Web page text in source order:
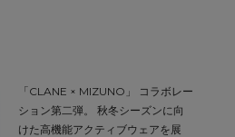
「CLANE × MIZUNO」 コラボレー
ション第二弾。 秋冬シーズンに向
けた高機能アクティブウェアを展